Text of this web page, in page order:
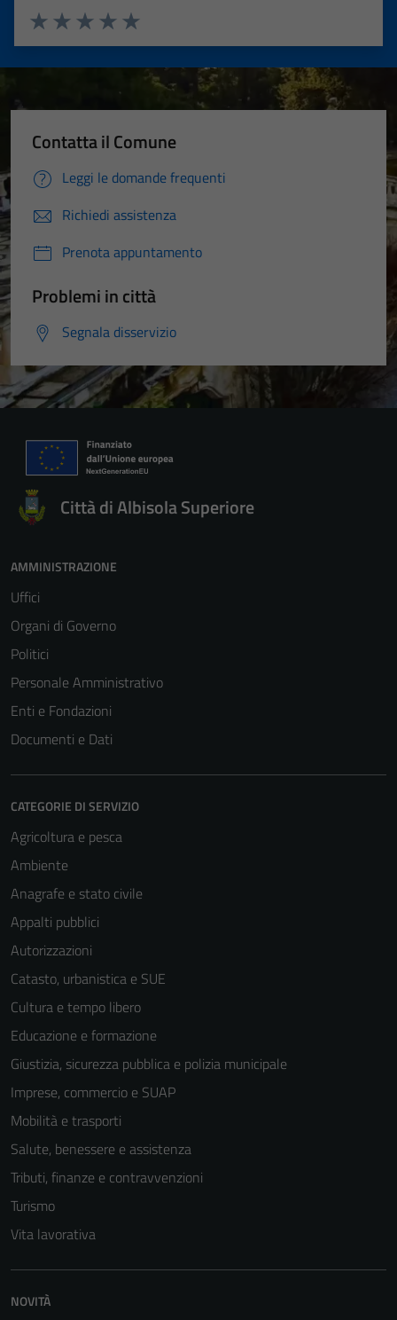
Valuta 5 stelle su 5
Valuta 4 stelle su 5
Valuta 3 stelle su 5
Valuta 2 stelle su 5
Valuta 1 stelle su 5
Contatta il Comune
Leggi le domande frequenti
Richiedi assistenza
Prenota appuntamento
Problemi in città
Segnala disservizio
Città di Albisola Superiore
AMMINISTRAZIONE
Uffici
Organi di Governo
Politici
Personale Amministrativo
Enti e Fondazioni
Documenti e Dati
CATEGORIE DI SERVIZIO
Agricoltura e pesca
Ambiente
Anagrafe e stato civile
Appalti pubblici
Autorizzazioni
Catasto, urbanistica e SUE
Cultura e tempo libero
Educazione e formazione
Giustizia, sicurezza pubblica e polizia municipale
Imprese, commercio e SUAP
Mobilità e trasporti
Salute, benessere e assistenza
Tributi, finanze e contravvenzioni
Turismo
Vita lavorativa
NOVITÀ